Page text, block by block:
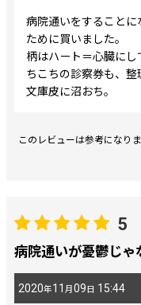
並び順:
病院通いをすることに
ために買いました。
柄はハート＝心臓に
ちこちの診察券も、
文庫皮に沼おち。
このレビューは参考になり
5
病院通いが憂鬱じ
2020年11 月 09 日 15:44